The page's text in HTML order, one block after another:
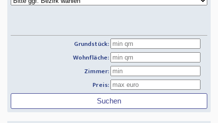
Grundstück:
Wohnfläche:
Zimmer:
Preis: